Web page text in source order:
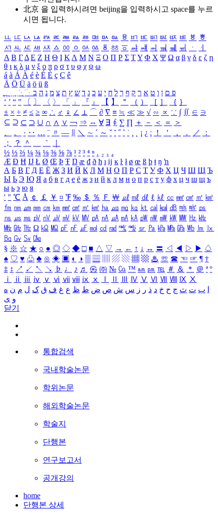
北京 을 입력하시려면 beijing을 입력하시고 space를 누르
시면 됩니다.
ㅥ ㅦ ㅧ ㅨ ㅩ ㅪ ㅫ ㅬ ㅭ ㅮ ㅯ ㅰ ㅱ ㅲ ㅳ ㅴ ㅵ ㅶ ㅷ ㅸ
ㅹ
ㅺ ㅻ ㅼ ㅽ ㅾ ㅿ ㆀ ㆁ ㆂ ㆃ ㆄ ㆅ ㆆ ㆇ ㆈ ㆉ ㆊ ㆋ ㆌ ㆍ
ㆎ
Α Β ΓΔ Ε Ζ Η Θ Ι ΚΛ Μ Ν Ξ Ο Π Ρ Σ ΤΥ Φ Χ Ψ Ω α β γ δ ε ζ η
θ ι κ λ μ ν ξ ο π ρ σ τ υ φ χ ψ ω
á à Á À é è É È ç Ç ê
Ä Ö Ü ä ö ü ß
ִֶֹ ֻּ ׁׂ פ ם ן ו ט א ר ק ף ך ל ח י ע כ ג ד ש ץ ת צ מ נ ה ב
‘ ’ “ ” 〔 〕 〈 〉 「 」 『 』 【 】 ＂ （ ） ［ ］ ｛ ｝
± × ÷ ≠ ≤ ≥ ∞ ∴ ♂ ♀ ∠ ⊥ ⌒ ∂ ∇ ≡ ≒ ≪ ≫ √ ∽ ∝ ∵ ∫ ∬ ∈ ∋
⊆ ⊇ ⊂ ⊃ ∪ ∩ ∧ ∨ ￢ ⇒ ⇔ ∀ ∃ ∮ ∑ ∏ ＋ － ＜ ＝
＞
、
。 · ‥ … ¨ 〃 ― ＼ ∼ ´ ～ ˇ ˘ ˝ ˚ ˙ ¸ ¡ ¿ ː ！ ＇ ， ． ／
：
；
？ ＾ ｀
½ ⅓ ⅔ ¼ ¾ ⅛ ⅜ ⅝ ⅞ ¹ ² ³ ⁴ ⁿ ₁ ₂ ₃ ₄
Æ Ð Ħ Ĳ Ł Ø Œ Þ Ŧ Ŋ æ đ ð ħ ı ĳ ĸ ŀ ł ø œ ß þ ŧ ŋ ŉ
А Б В Г Д Е Ё Ж З И Й К Л М Н О П Р С Т У Ф Х Ц Ч Ш Щ Ъ
Ы Ь Э Ю Я а б в г д е ё ж з и й к л м н о п р с т у ф х ц ч ш щ ъ
ы ь э ю я
′ ″ ℃ Å ￠ ￡ ￥ ¤ ℉ ‰ ＄ ％ Ｆ ￦ ㎕ ㎖ ㎗ ℓ ㎘ ㏄ ㎣ ㎤ ㎥ ㎦
㎙ ㎚ ㎛ ㎜ ㎝ ㎞ ㎟ ㎠ ㎡ ㎢ ㏊ ㎍ ㎎ ㎏ ㏏ ㎈ ㎉ ㏈ ㎧ ㎨ ㎰
㎱ ㎲ ㎳ ㎴ ㎵ ㎶ ㎷ ㎸ ㎹ ㎀ ㎁ ㎂ ㎃ ㎄ ㎺ ㎻ ㎽ ㎾ ㎿ ㎐ ㎑
㎒ ㎓ ㎔ Ω ㏀ ㏁ ㎊ ㎋ ㎌ ㏖ ㏅ ㎭ ㎮ ㎯ ㏛ ㎩ ㎪ ㎫ ㎬ ㏝ ㏐
㏓
㏃ ㏉ ㏜ ㏆
§ ※ ☆ ★ ○ ● ◎ ◇ ◆ □ ■ △ ▽ → ← ↑ ↓ ↔ 〓 ◁ ◀ ▷ ▶ ♤
♠ ♡ ♥ ♧ ♣ ⊙ ◈ ▣ ◐ ◑ ▒ ▤ ▨ ▧ ▦ ▩ ♨ ☏ ☎ ☜ ☞ ¶ †
‡ ↕ ↗ ↙ ↖ ↘ ♭ ♩ ♪ ♬ ㉿ ㈜ № ㏇ ™ ㏂ ㏘ ℡ ＃ ＆ ＊ ＠ ª º
ⅰ
ⅱ ⅲ ⅳ ⅴ ⅵ ⅶ ⅷ ⅸ ⅹ Ⅳ Ⅴ Ⅵ Ⅶ Ⅷ Ⅸ Ⅹ
ب ت ث ج ح خ د ذ ر ز س ش ص ض ط ظ ع غ ف ق ک ل م ن ه
و ی
닫기
통합검색
국내학술논문
학위논문
해외학술논문
학술지
단행본
연구보고서
공개강의
home
단행본 상세